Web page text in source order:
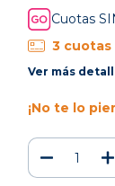
Cuotas
3 cuotas
Ver más
¡No te lo